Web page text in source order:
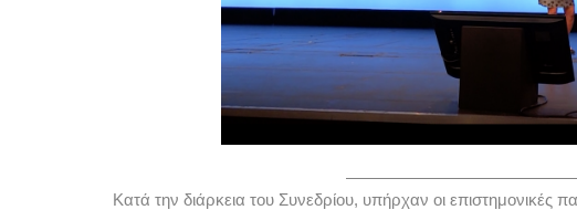
Κατά την διάρκεια του Συνεδρίου, υπήρχαν οι